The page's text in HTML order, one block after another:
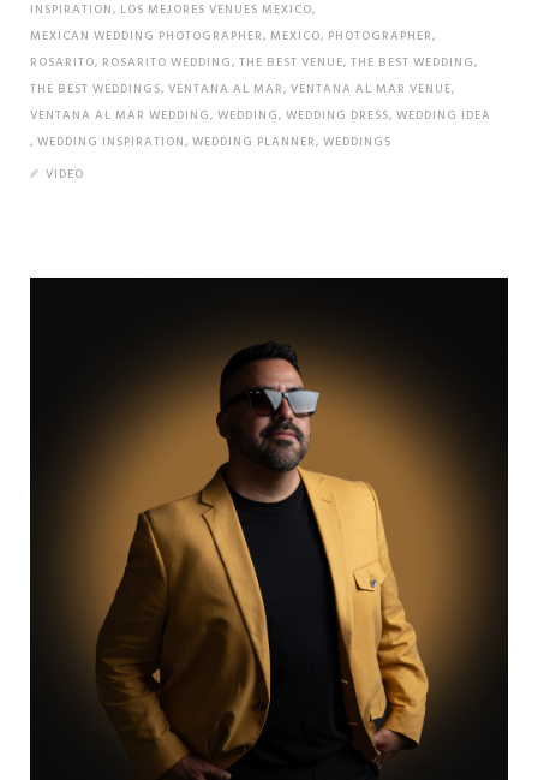
INSPIRATION, LOS MEJORES VENUES MEXICO,
MEXICAN WEDDING PHOTOGRAPHER, MEXICO, PHOTOGRAPHER,
ROSARITO, ROSARITO WEDDING, THE BEST VENUE, THE BEST WEDDING,
THE BEST WEDDINGS, VENTANA AL MAR, VENTANA AL MAR VENUE,
VENTANA AL MAR WEDDING, WEDDING, WEDDING DRESS, WEDDING IDEA
, WEDDING INSPIRATION, WEDDING PLANNER, WEDDINGS
VIDEO